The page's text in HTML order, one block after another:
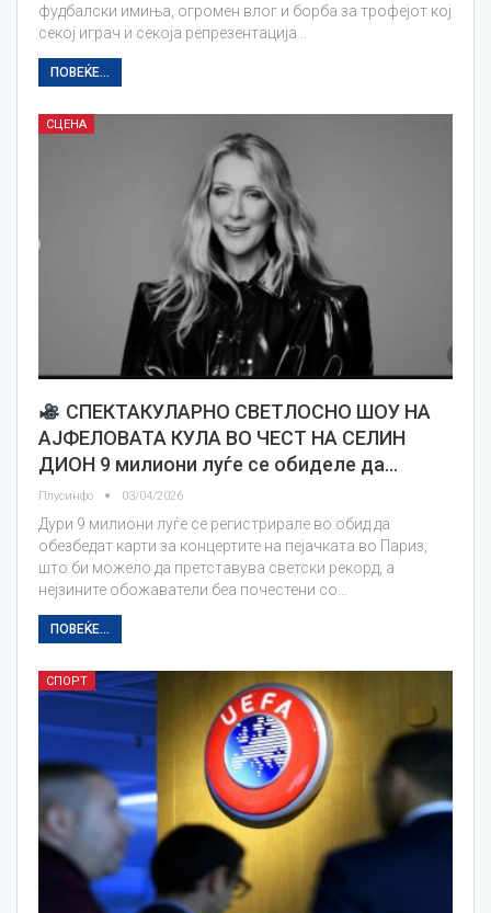
фудбалски имиња, огромен влог и борба за трофејот кој
секој играч и секоја репрезентација…
ПОВЕЌЕ...
СЦЕНА
СПЕКТАКУЛАРНО СВЕТЛОСНО ШОУ НА
АЈФЕЛОВАТА КУЛА ВО ЧЕСТ НА СЕЛИН
ДИОН 9 милиони луѓе се обиделе да…
Плусинфо 03/04/2026
Дури 9 милиони луѓе се регистрирале во обид да
обезбедат карти за концертите на пејачката во Париз,
што би можело да претставува светски рекорд, а
нејзините обожаватели беа почестени со…
ПОВЕЌЕ...
СПОРТ